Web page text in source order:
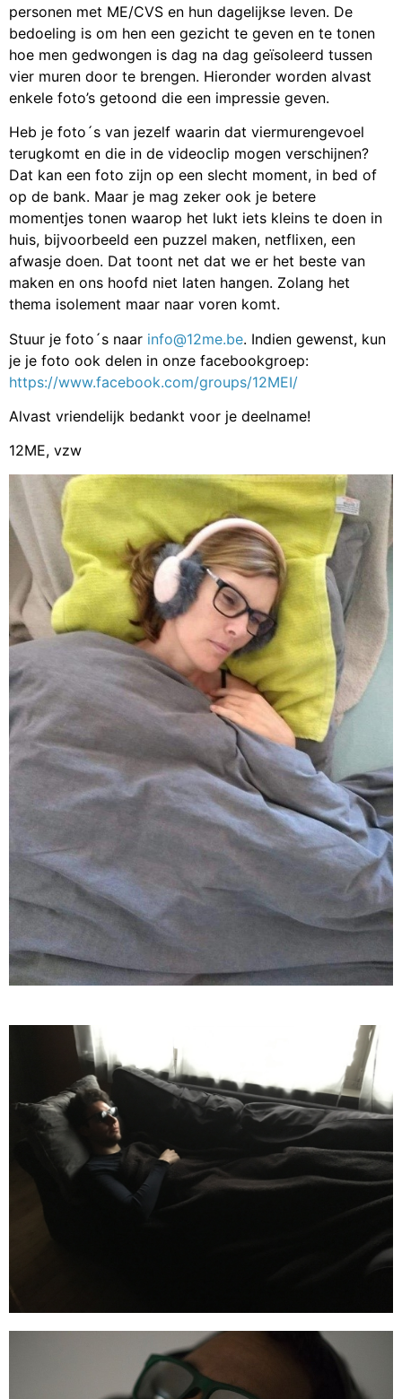
personen met ME/CVS en hun dagelijkse leven. De
bedoeling is om hen een gezicht te geven en te tonen
hoe men gedwongen is dag na dag geïsoleerd tussen
vier muren door te brengen. Hieronder worden alvast
enkele foto’s getoond die een impressie geven.
Heb je foto´s van jezelf waarin dat viermurengevoel
terugkomt en die in de videoclip mogen verschijnen?
Dat kan een foto zijn op een slecht moment, in bed of
op de bank. Maar je mag zeker ook je betere
momentjes tonen waarop het lukt iets kleins te doen in
huis, bijvoorbeeld een puzzel maken, netflixen, een
afwasje doen. Dat toont net dat we er het beste van
maken en ons hoofd niet laten hangen. Zolang het
thema isolement maar naar voren komt.
Stuur je foto´s naar info@12me.be. Indien gewenst, kun
je je foto ook delen in onze facebookgroep:
https://www.facebook.com/groups/12MEI/
Alvast vriendelijk bedankt voor je deelname!
12ME, vzw